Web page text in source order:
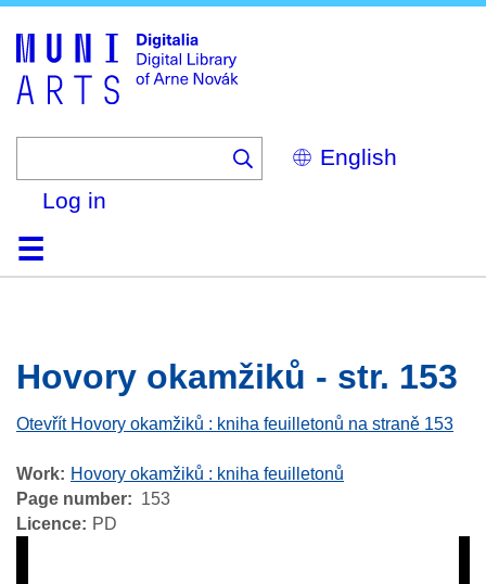
Select
your
Log in
HomeBrowse
Search
About
HelpContactDigitalia
Hovory okamžiků - str. 153
Otevřít Hovory okamžiků : kniha feuilletonů na straně 153
Work
Hovory okamžiků : kniha feuilletonů
Page number
153
Licence
PD